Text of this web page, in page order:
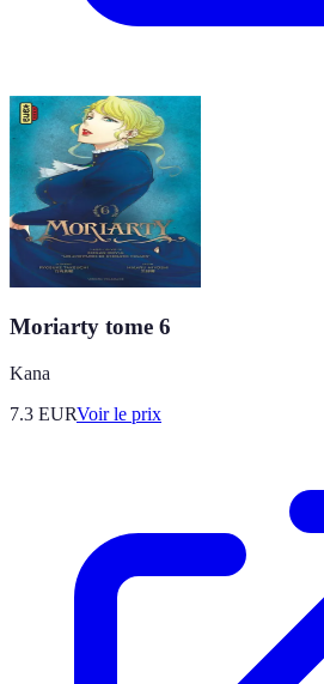
Moriarty tome 6
Kana
7.3 EURVoir le prix